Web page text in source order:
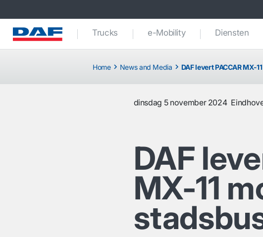
Trucks e-Mobility Diensten
Home News and Media DAF levert PACCAR
dinsdag 5 november 2024
DAF
MX-11